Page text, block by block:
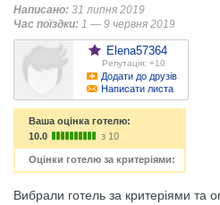
Написано: 31 липня 2019
Час поїздки: 1 — 9 червня 2019
Elena57364
Репутація: +10
Додати до друзів
Написати листа
Ваша оцінка готелю:
10.0
з 10
Оцінки готелю за критеріями:
Вибрали готель за критеріями та